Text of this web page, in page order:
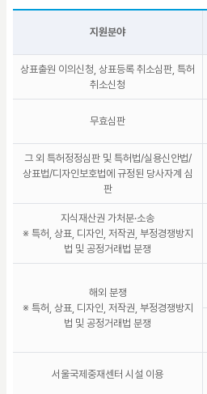
지원분야
상표출원 이의신청, 상표등록 취소심판, 특허
취소신청
무효심판
그 외 특허정정심판 및 특허법/실용신안법/
상표법/디자인보호법에 규정된 당사자계 심
판
지식재산권 가처분·소송
※ 특허, 상표, 디자인, 저작권, 부정경쟁방지
법 및 공정거래법 분쟁
해외 분쟁
※ 특허, 상표, 디자인, 저작권, 부정경쟁방지
법 및 공정거래법 분쟁
서울국제중재센터 시설 이용